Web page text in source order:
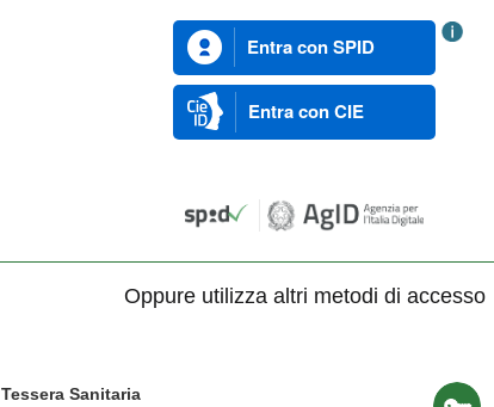
Entra con SPID
Entra con CIE
Oppure utilizza altri metodi di accesso
Tessera Sanitaria